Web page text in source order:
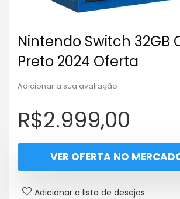
Nintendo Switch 32GB
Preto 2024 Oferta
Adicionar a sua avaliação
R$2.999,00
VER OFERTA NO
Adicionar a lista de desejos